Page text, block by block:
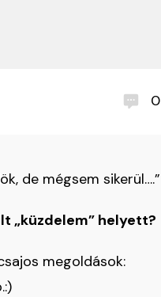
0
de mégsem sikerül….”
„küzdelem” helyett?
megoldások: